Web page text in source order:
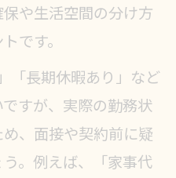
や生活空間の分け方
です。
「長期休暇あり」など
すが、実際の勤務状
、面接や契約前に疑
。例えば、「家事代